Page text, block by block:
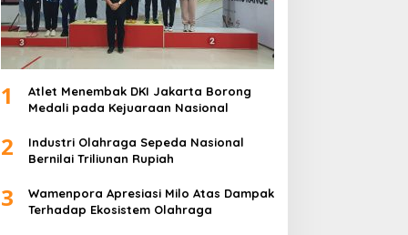
1
Atlet Menembak DKI Jakarta Borong
Medali pada Kejuaraan Nasional
2
Industri Olahraga Sepeda Nasional
Bernilai Triliunan Rupiah
3
Wamenpora Apresiasi Milo Atas Dampak
Terhadap Ekosistem Olahraga